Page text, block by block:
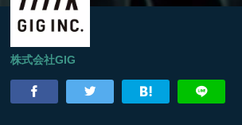
株式会社GIG